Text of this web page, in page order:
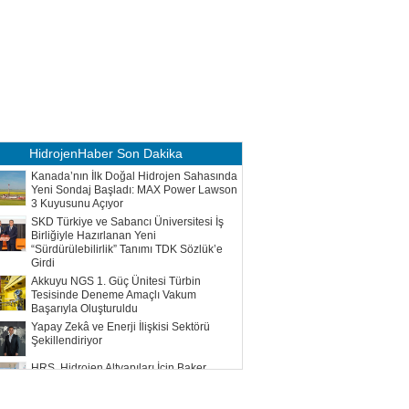
HidrojenHaber Son Dakika
Kanada’nın İlk Doğal Hidrojen Sahasında
Yeni Sondaj Başladı: MAX Power Lawson
3 Kuyusunu Açıyor
SKD Türkiye ve Sabancı Üniversitesi İş
Birliğiyle Hazırlanan Yeni
“Sürdürülebilirlik” Tanımı TDK Sözlük’e
Girdi
Akkuyu NGS 1. Güç Ünitesi Türbin
Tesisinde Deneme Amaçlı Vakum
Başarıyla Oluşturuldu
Yapay Zekâ ve Enerji İlişkisi Sektörü
Şekillendiriyor
HRS, Hidrojen Altyapıları İçin Baker